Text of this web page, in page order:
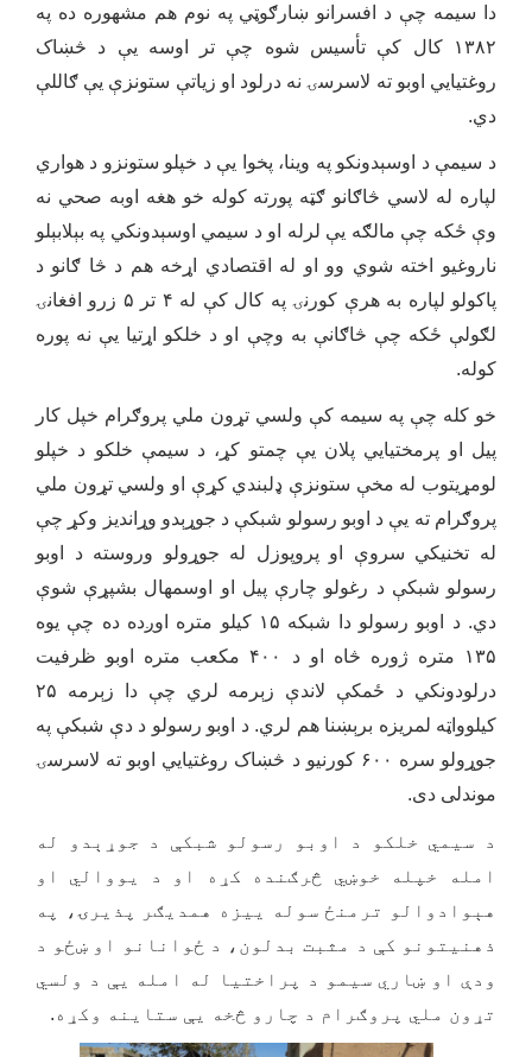
دا سیمه چې د افسرانو ښارګوټي په نوم هم مشهوره ده په
۱۳۸۲ کال کې تأسیس شوه چې تر اوسه یې د څښاک
روغتیایي اوبو ته لاسرسۍ نه درلود او زیاتې ستونزې یې ګاللې
دي.
د سیمې د اوسېدونکو په وینا، پخوا یې د خپلو ستونزو د هواري
لپاره له لاسي څاګانو ګټه پورته کوله خو هغه اوبه صحي نه
وې ځکه چې مالګه یې لرله او د سیمي اوسېدونکي په بېلابېلو
ناروغیو اخته شوي وو او له اقتصادي اړخه هم د څا ګانو د
پاکولو لپاره به هرې کورنۍ په کال کې له ۴ تر ۵ زرو افغانۍ
لګولې ځکه چې څاګانې به وچې او د خلکو اړتیا یې نه پوره
کوله.
خو کله چې په سیمه کې ولسي تړون ملي پروګرام خپل کار
پیل او پرمختیایي پلان یې چمتو کړ، د سیمې خلکو د خپلو
لومړیتوب له مخې ستونزې ډلبندي کړې او ولسي تړون ملي
پروګرام ته یې د اوبو رسولو شبکې د جوړېدو وړاندیز وکړ چې
له تخنیکي سروې او پروپوزل له جوړولو وروسته د اوبو
رسولو شبکې د رغولو چارې پیل او اوسمهال بشپړې شوې
دي. د اوبو رسولو دا شبکه ۱۵ کیلو متره اوږده ده چې یوه
۱۳۵ متره ژوره څاه او د ۴۰۰ مکعب متره اوبو ظرفیت
درلودونکي د ځمکې لاندې زېرمه لري چې دا زېرمه ۲۵
کیلوواټه لمریزه برېښنا هم لري. د اوبو رسولو د دې شبکې په
جوړولو سره ۶۰۰ کورنیو د څښاک روغتیایي اوبو ته لاسرسۍ
موندلی دی.
د سیمي خلکو د اوبو رسولو شبکې د جوړېدو له
امله خپله خوښي څرګنده کړه او د یووالي او
هېوادوالو ترمنځ سوله ییزه همدیګر پذیرۍ، په
ذهنیتونو کې د مثبت بدلون، د ځوانانو او ښځو د
ودې او ښاري سیمو د پراختیا له امله یې د ولسي
تړون ملي پروګرام د چارو څخه یې ستاینه وکړه.